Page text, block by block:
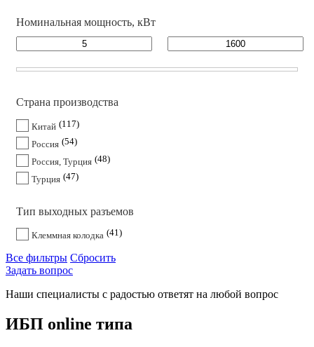
Номинальная мощность, кВт
Страна производства
Китай 117
Россия 54
Россия, Турция 48
Турция 47
Тип выходных разъемов
Клеммная колодка 41
Все фильтры Сбросить
Задать вопрос
Наши специалисты с радостью ответят на любой вопрос
ИБП online типа